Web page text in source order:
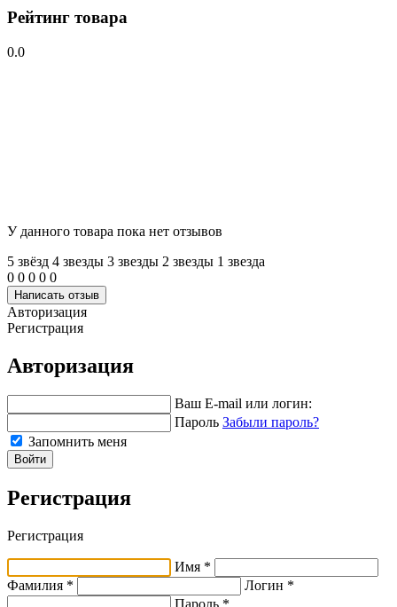
Рейтинг товара
0.0
У данного товара пока нет отзывов
5 звёзд 4 звeзды 3 звeзды 2 звeзды 1 звeзда
0 0 0 0 0
Написать отзыв
Авторизация
Регистрация
Авторизация
Ваш E-mail или логин:
Пароль Забыли пароль?
Запомнить меня
Войти
Регистрация
Регистрация
Имя *
Фамилия *
Логин *